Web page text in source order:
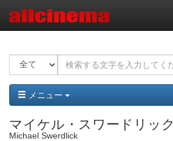
メニュー
マイケル・スワードリック
Michael Swerdlick